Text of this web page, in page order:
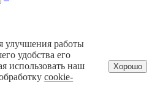
улучшения работы
удобства его
использовать наш
cookie-
Хорошо